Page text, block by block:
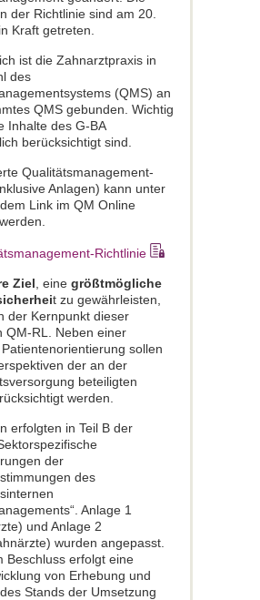
der Richtlinie sind am 20.
Kraft getreten.
ist die Zahnarztpraxis in
des
(QMS) an
QMS gebunden. Wichtig
Inhalte des G-BA
berücksichtigt sind.
Qualitätsmanagement-
Anlagen) kann unter
Link im QM Online
Richtlinie
Ziel , eine größtmögliche
t zu gewährleisten,
der Kernpunkt dieser
QM-RL. Neben einer
sollen
der an der
beteiligten
werden.
erfolgten in Teil B der
der
des
Anlage 1
und Anlage 2
wurden angepasst.
Beschluss erfolgt eine
von Erhebung und
Stands der Umsetzung